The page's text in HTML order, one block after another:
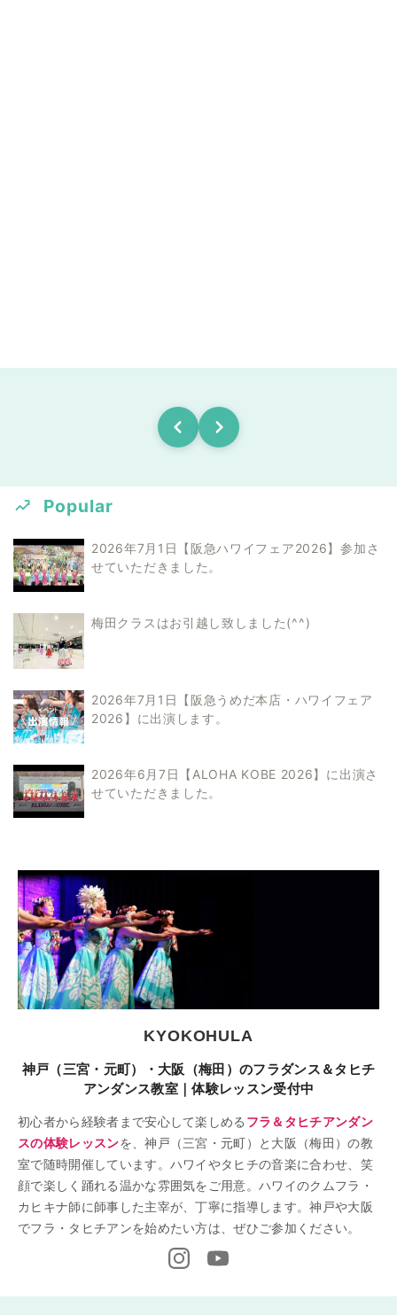
Popular
2026年7月1日【阪急ハワイフェア2026】参加さ
せていただきました。
梅田クラスはお引越し致しました(^^)
2026年7月1日【阪急うめだ本店・ハワイフェア
2026】に出演します。
2026年6月7日【ALOHA KOBE 2026】に出演さ
せていただきました。
KYOKOHULA
神戸（三宮・元町）・大阪（梅田）のフラダンス＆タヒチ
アンダンス教室｜体験レッスン受付中
初心者から経験者まで安心して楽しめる フラ＆タヒチアンダン
スの体験レッスンを、神戸（三宮・元町）と大阪（梅田）の教
室で随時開催しています。ハワイやタヒチの音楽に合わせ、笑
顔で楽しく踊れる温かな雰囲気をご用意。ハワイのクムフラ・
カヒキナ師に師事した主宰が、丁寧に指導します。神戸や大阪
でフラ・タヒチアンを始めたい方は、ぜひご参加ください。